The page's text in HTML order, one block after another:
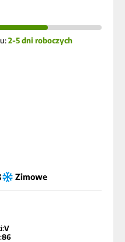
2-5 dni roboczych
Zimowe
V
86